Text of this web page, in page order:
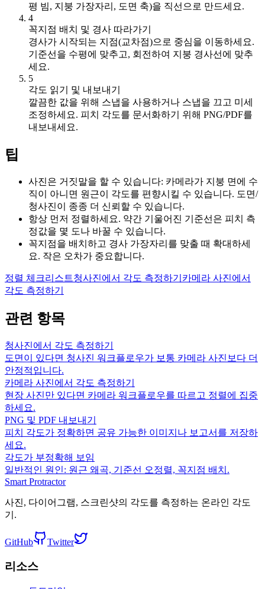
평 빔, 지붕 가장자리, 도면 축)을 직선으로 만드세요.
4
꼭지점 배치 및 경사 따라가기
경사가 시작되는 지점(교차점)으로 중심을 이동하세요.
기준선을 수평에 맞추고, 회전하여 지붕 경사선에 맞추
세요.
5
각도 읽기 및 내보내기
깔끔한 값을 위해 스냅을 사용하거나 스냅을 끄고 미세
조정하세요. 피치 각도를 문서화하기 위해 PNG/PDF를
내보내세요.
팁
사진은 거짓말을 할 수 있습니다: 카메라가 지붕 면에 수
직이 아니면 원근이 각도를 편향시킬 수 있습니다. 도면/
청사진이 종종 더 신뢰할 수 있습니다.
항상 먼저 정렬하세요. 약간 기울어진 기준선은 피치 측
정값을 몇 도나 바꿀 수 있습니다.
꼭지점을 배치하고 경사 가장자리를 맞출 때 확대하세
요. 작은 오차가 중요합니다.
정렬 체크리스트청사진에서 각도 측정하기 카메라 사진에서
각도 측정하기
관련 항목
청사진에서 각도 측정하기
도면이 있다면 청사진 워크플로우가 보통 카메라 사진보다 더
안정적입니다.
카메라 사진에서 각도 측정하기
현장 사진만 있다면 카메라 워크플로우를 따르고 정렬에 집중
하세요.
PNG 및 PDF 내보내기
피치 각도가 정확하면 공유 가능한 이미지나 보고서를 저장하
세요.
각도가 부정확해 보임
일반적인 원인: 원근 왜곡, 기준선 오정렬, 꼭지점 배치.
Smart Protractor
사진, 다이어그램, 스크린샷의 각도를 측정하는 온라인 각도
기.
GitHub Twitter
리소스